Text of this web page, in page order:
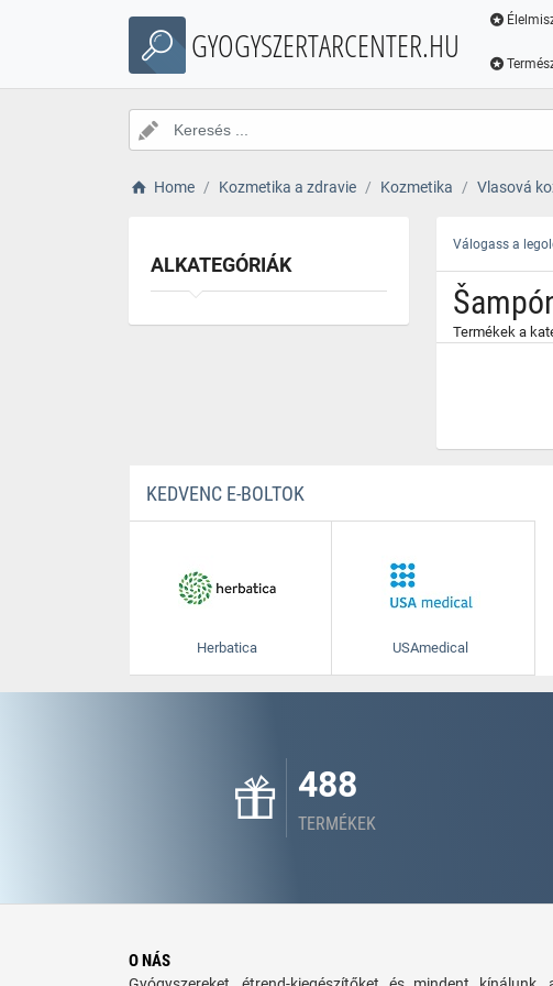
GYOGYSZERTARCENTER.HU
Home Kozmetika a zdravie Kozmetika Vlasová
ALKATEGÓRIÁK
Válogass a
Termékek a
KEDVENC E-BOLTOK
Herbatica USAmedical
488
TERMÉKEK
O NÁS